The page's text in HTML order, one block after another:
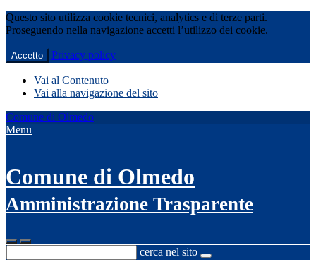
Questo sito utilizza cookie tecnici, analytics e di terze parti.
Proseguendo nella navigazione accetti l’utilizzo dei cookie.
Accetto Privacy policy
Vai al Contenuto
Vai alla navigazione del sito
Comune di Olmedo
Menu
Comune di Olmedo
Amministrazione Trasparente
cerca nel sito